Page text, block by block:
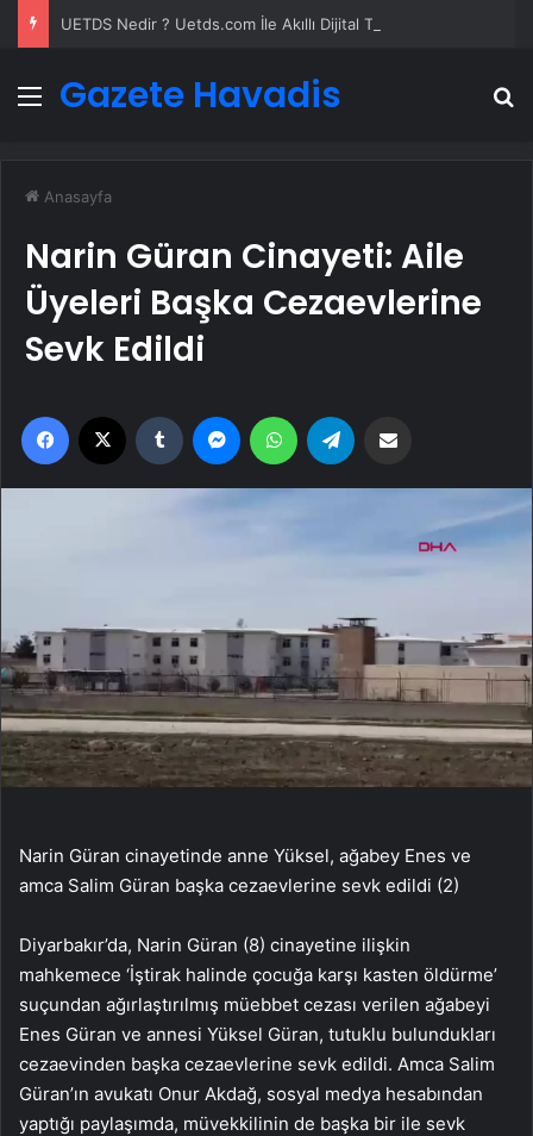
Menü
Gazete Havadis
Anasayfa
Narin Güran Cinayeti: Aile
Üyeleri Başka Cezaevlerine
Sevk Edildi
Facebook Tumblr MessengerWhatsApp
Narin Güran cinayetinde anne Yüksel, ağabey Enes ve
amca Salim Güran başka cezaevlerine sevk edildi (2)
Diyarbakır’da, Narin Güran (8) cinayetine ilişkin
mahkemece ‘İştirak halinde çocuğa karşı kasten öldürme’
suçundan ağırlaştırılmış müebbet cezası verilen ağabeyi
Enes Güran ve annesi Yüksel Güran, tutuklu bulundukları
cezaevinden başka cezaevlerine sevk edildi. Amca Salim
Güran’ın avukatı Onur Akdağ, sosyal medya hesabından
yaptığı paylaşımda, müvekkilinin de başka bir ile sevk